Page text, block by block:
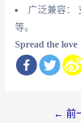
广泛兼容：
等。
Spread the love
← 前